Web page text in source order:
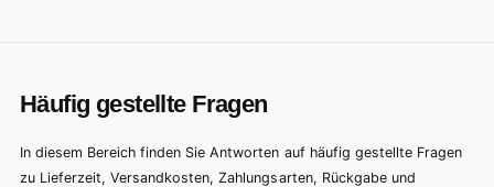
Häufig gestellte Fragen
In diesem Bereich finden Sie Antworten auf häufig gestellte Fragen
zu Lieferzeit, Versandkosten, Zahlungsarten, Rückgabe und